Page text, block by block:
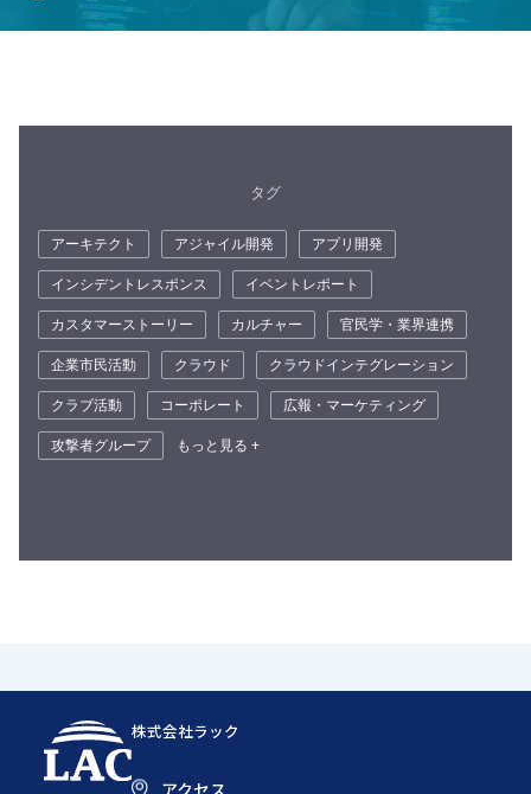
タグ
アーキテクト アジャイル開発
アプリ開発
インシデントレスポンス
イベントレポート
カスタマーストーリー
カルチャー
官民学・業界連携
企業市民活動
クラウド
クラウドインテグレーション
クラブ活動
コーポレート
広報・マーケティング
攻撃者グループ
もっと見る +
株式会社ラック
アクセス